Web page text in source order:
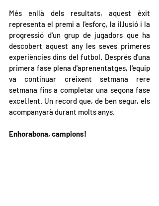
Més enllà dels resultats, aquest èxit
representa el premi a l'esforç, la il·lusió i la
progressió d'un grup de jugadors que ha
descobert aquest any les seves primeres
experiències dins del futbol. Després d'una
primera fase plena d'aprenentatges, l'equip
va continuar creixent setmana rere
setmana fins a completar una segona fase
excel·lent. Un record que, de ben segur, els
acompanyarà durant molts anys.
Enhorabona, campions!